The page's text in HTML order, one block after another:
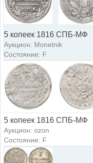
5 копеек 1816 СПБ-МФ
Аукцион: Monetnik
Состояние: F
5 копеек 1816 СПБ-МФ
Аукцион: ozon
Состояние: F